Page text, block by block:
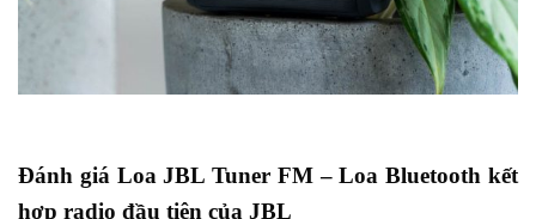
Đánh giá Loa JBL Tuner FM – Loa Bluetooth kết
hợp radio đầu tiên của JBL